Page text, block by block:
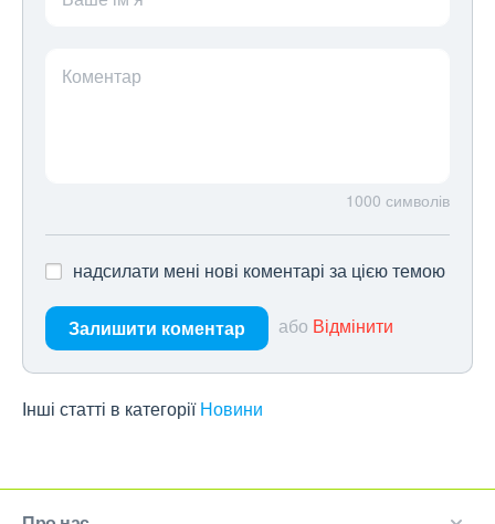
Коментар
1000 символів
надсилати мені нові коментарі за цією темою
Залишити коментар або Відмінити
Інші статті в категорії Новини